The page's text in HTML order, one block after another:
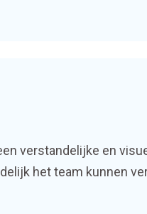
verstandelijke en
het team kunnen